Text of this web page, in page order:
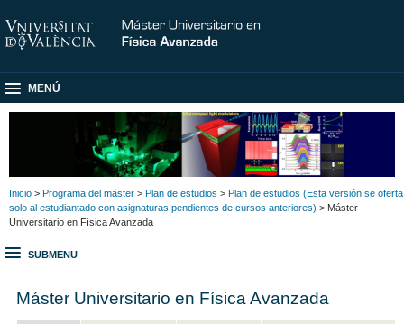
MENÚ
Inicio > Programa del máster > Plan de estudios > Plan de estudios (Esta versión se oferta
solo al estudiantado con asignaturas pendientes de cursos anteriores) > Máster
Universitario en Física Avanzada
SUBMENU
Máster Universitario en Física Avanzada